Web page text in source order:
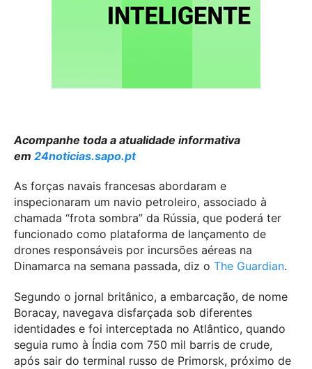
Acompanhe toda a atualidade informativa
em 24noticias.sapo.pt
As forças navais francesas abordaram e
inspecionaram um navio petroleiro, associado à
chamada “frota sombra” da Rússia, que poderá ter
funcionado como plataforma de lançamento de
drones responsáveis por incursões aéreas na
Dinamarca na semana passada, diz o The Guardian.
Segundo o jornal britânico, a embarcação, de nome
Boracay, navegava disfarçada sob diferentes
identidades e foi interceptada no Atlântico, quando
seguia rumo à Índia com 750 mil barris de crude,
após sair do terminal russo de Primorsk, próximo de